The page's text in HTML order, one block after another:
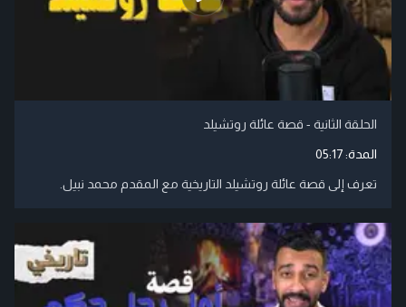
الحلقة الثانية - قصة عائلة روتشيلد
المدة:05:17
تعرف إلى قصة عائلة روتشيلد التاريخية مع المقدم محمد نبيل.